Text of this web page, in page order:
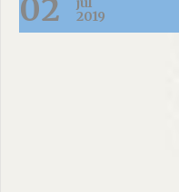
02
2019